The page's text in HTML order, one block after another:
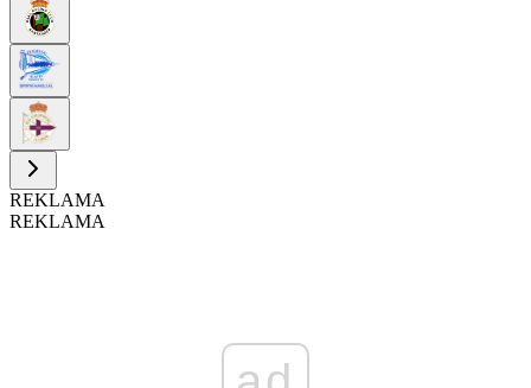
REKLAMA
REKLAMA